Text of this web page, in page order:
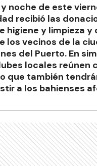
noche de este
recibió las
higiene y limpieza y
los vecinos de la
del Puerto. En
locales reúnen
que también
a los bahienses